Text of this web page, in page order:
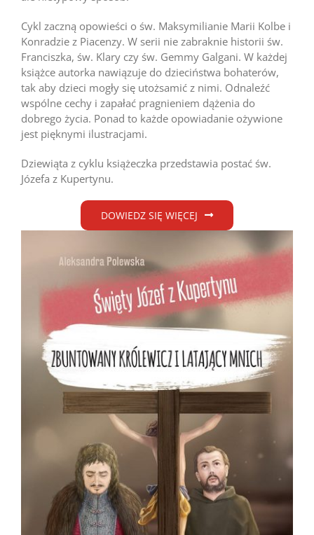
Cykl zaczną opowieści o św. Maksymilianie Marii Kolbe i
Konradzie z Piacenzy. W serii nie zabraknie historii św.
Franciszka, św. Klary czy św. Gemmy Galgani. W każdej
książce autorka nawiązuje do dzieciństwa bohaterów,
tak aby dzieci mogły się utożsamić z nimi. Odnaleźć
wspólne cechy i zapałać pragnieniem dążenia do
dobrego życia. Ponad to każde opowiadanie ożywione
jest pięknymi ilustracjami.
Dziewiąta z cyklu książeczka przedstawia postać św.
Józefa z Kupertynu.
DOWIEDZ SIĘ WIĘCEJ